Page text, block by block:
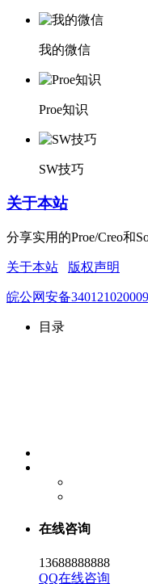
我的微信
Proe知识
SW技巧
关于本站
分享实用的Proe/Creo和
关于本站 版权声明
皖公网安备
目录
在线咨询
13688888888
QQ在线咨询